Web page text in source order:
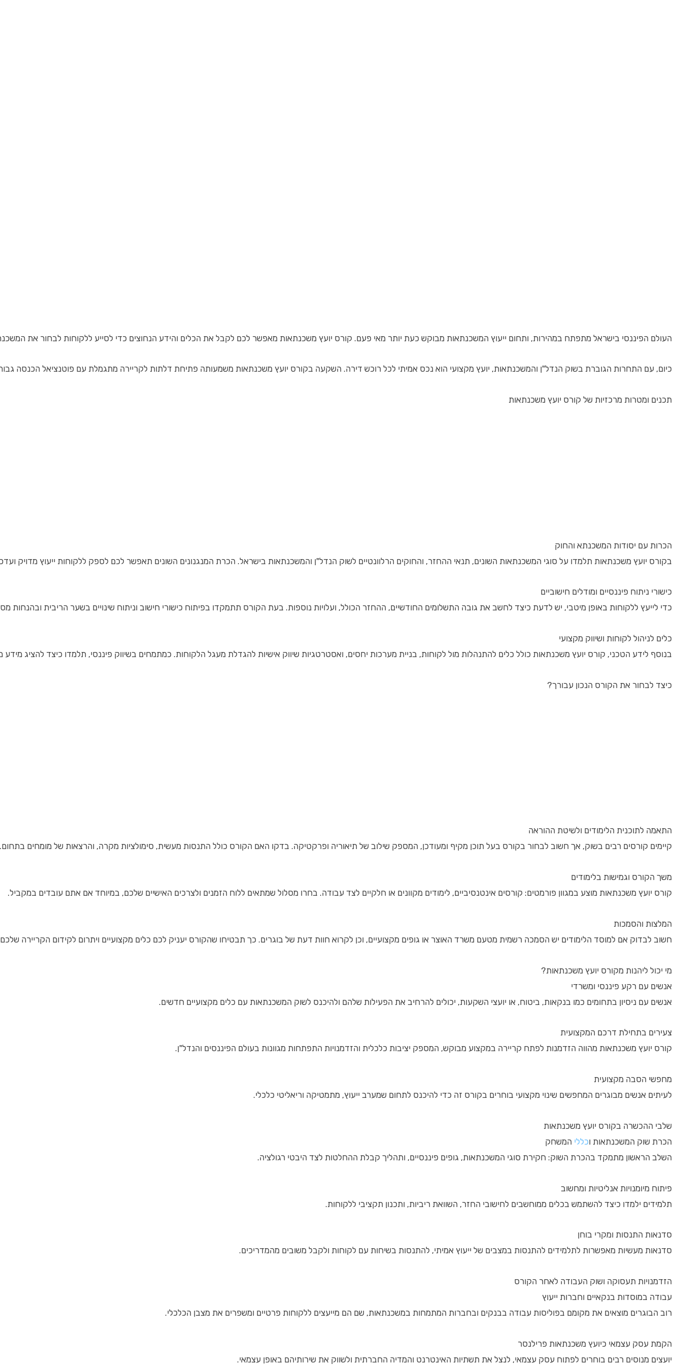
העולם הפיננסי בישראל מתפתח במהירות, ותחום ייעוץ המשכנתאות מבוקש כעת יותר מאי פעם. קורס יועץ משכנתאות מאפשר לכם לקבל את הכלים והידע הנחוצים כדי לסייע ללקוחות לבחור את
כיום, עם התחרות הגוברת בשוק הנדל"ן והמשכנתאות, יועץ מקצועי הוא נכס אמיתי לכל רוכש דירה. השקעה בקורס יועץ משכנתאות משמעותה פתיחת דלתות לקריירה מתגמלת עם פוטנציאל הכנסה
תכנים ומטרות מרכזיות של קורס יועץ משכנתאות
הכרות עם יסודות המשכנתא והחוק
בקורס יועץ משכנתאות תלמדו על סוגי המשכנתאות השונים, תנאי ההחזר, והחוקים הרלוונטיים לשוק הנדל"ן והמשכנתאות בישראל. הכרת המנגנונים השונים תאפשר לכם לספק ללקוחות ייעוץ מדויק
כישורי ניתוח פיננסיים ומודלים חישוביים
כדי לייעץ ללקוחות באופן מיטבי, יש לדעת כיצד לחשב את גובה התשלומים החודשיים, ההחזר הכולל, ועלויות נוספות. בעת הקורס תתמקדו בפיתוח כישורי חישוב וניתוח שינויים בשער הריבית ובהנחות
כלים לניהול לקוחות ושיווק מקצועי
בנוסף לידע הטכני, קורס יועץ משכנתאות כולל כלים להתנהלות מול לקוחות, בניית מערכות יחסים, ואסטרטגיות שיווק אישיות להגדלת מעגל הלקוחות. כמתמחים בשיווק פיננסי, תלמדו כיצד להציג מידע
כיצד לבחור את הקורס הנכון עבורך?
התאמה לתוכנית הלימודים ולשיטת ההוראה
קיימים קורסים רבים בשוק, אך חשוב לבחור בקורס בעל תוכן מקיף ומעודכן, המספק שילוב של תיאוריה ופרקטיקה. בדקו האם הקורס כולל התנסות מעשית, סימולציות מקרה, והרצאות של מומחים בתחום.
משך הקורס וגמישות בלימודים
קורס יועץ משכנתאות מוצע במגוון פורמטים: קורסים אינטנסיביים, לימודים מקוונים או חלקיים לצד עבודה. בחרו מסלול שמתאים ללוח הזמנים ולצרכים האישיים שלכם, במיוחד אם אתם עובדים במקביל.
המלצות והסמכות
חשוב לבדוק אם למוסד הלימודים יש הסמכה רשמית מטעם משרד האוצר או גופים מקצועיים, וכן לקרוא חוות דעת של בוגרים. כך תבטיחו שהקורס יעניק לכם כלים מקצועיים ויתרום לקידום הקריירה
מי יכול ליהנות מקורס יועץ משכנתאות?
אנשים עם רקע פיננסי ומשרדי
אנשים עם ניסיון בתחומים כמו בנקאות, ביטוח, או יועצי השקעות, יכולים להרחיב את הפעילות שלהם ולהיכנס לשוק המשכנתאות עם כלים מקצועיים חדשים.
צעירים בתחילת דרכם המקצועית
קורס יועץ משכנתאות מהווה הזדמנות לפתח קריירה במקצוע מבוקש, המספק יציבות כלכלית והזדמנויות התפתחות מגוונות בעולם הפיננסים והנדל"ן.
מחפשי הסבה מקצועית
לעיתים אנשים מבוגרים המחפשים שינוי מקצועי בוחרים בקורס זה כדי להיכנס לתחום שמערב ייעוץ, מתמטיקה וריאליטי כלכלי.
שלבי ההכשרה בקורס יועץ משכנתאות
הכרת שוק המשכנתאות וכללי המשחק
השלב הראשון מתמקד בהכרת השוק: חקירת סוגי המשכנתאות, גופים פיננסיים, ותהליך קבלת ההחלטות לצד היבטי רגולציה.
פיתוח מיומנויות אנליטיות ומחשוב
תלמידים ילמדו כיצד להשתמש בכלים ממוחשבים לחישובי החזר, השוואת ריביות, ותכנון תקציבי ללקוחות.
סדנאות התנסות ומקרי בוחן
סדנאות מעשיות מאפשרות לתלמידים להתנסות במצבים של ייעוץ אמיתי, להתנסות בשיחות עם לקוחות ולקבל משובים מהמדריכים.
הזדמנויות תעסוקה ושוק העבודה לאחר הקורס
עבודה במוסדות בנקאיים וחברות ייעוץ
רוב הבוגרים מוצאים את מקומם בפוליסות עבודה בבנקים ובחברות המתמחות במשכנתאות, שם הם מייעצים ללקוחות פרטיים ומשפרים את מצבן הכלכלי.
הקמת עסק עצמאי כיועץ משכנתאות פרילנסר
יועצים מנוסים רבים בוחרים לפתוח עסק עצמאי, לנצל את תשתיות האינטרנט והמדיה החברתית ולשווק את שירותיהם באופן עצמאי.